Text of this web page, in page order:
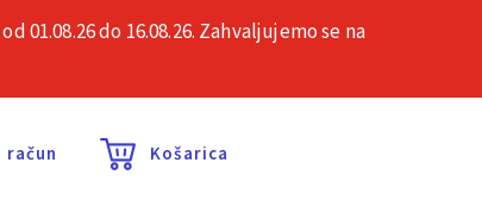
Kontakt
račun Košarica
do 16.08.26. Zahvaljujemo se na